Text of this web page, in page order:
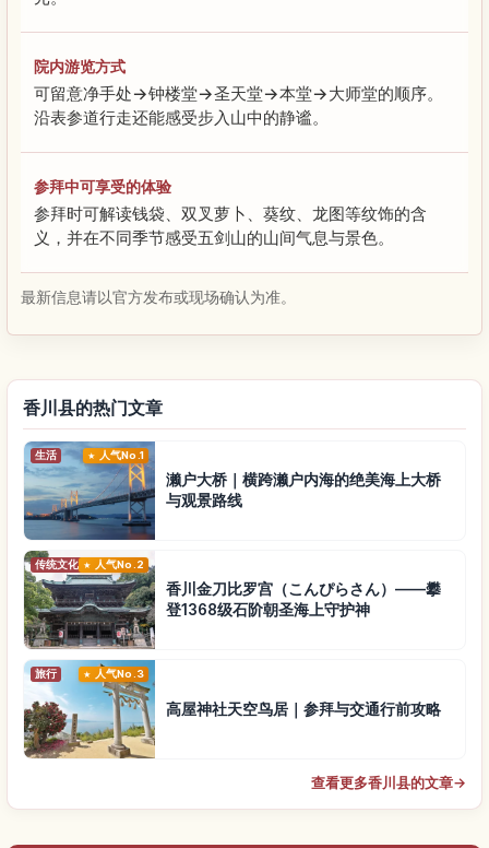
院内游览方式
可留意净手处→钟楼堂→圣天堂→本堂→大师堂的顺序。
沿表参道行走还能感受步入山中的静谧。
参拜中可享受的体验
参拜时可解读钱袋、双叉萝卜、葵纹、龙图等纹饰的含
义，并在不同季节感受五剑山的山间气息与景色。
最新信息请以官方发布或现场确认为准。
香川县的热门文章
生活 人气No.1
濑户大桥｜横跨濑户内海的绝美海上大桥
与观景路线
传统文化 人气No.2
香川金刀比罗宫（こんぴらさん）——攀
登1368级石阶朝圣海上守护神
旅行 人气No.3
高屋神社天空鸟居｜参拜与交通行前攻略
查看更多香川县的文章→